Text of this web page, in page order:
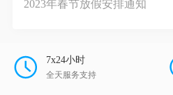
2023年春节放假安排通知
7x24小时
全天服务支持